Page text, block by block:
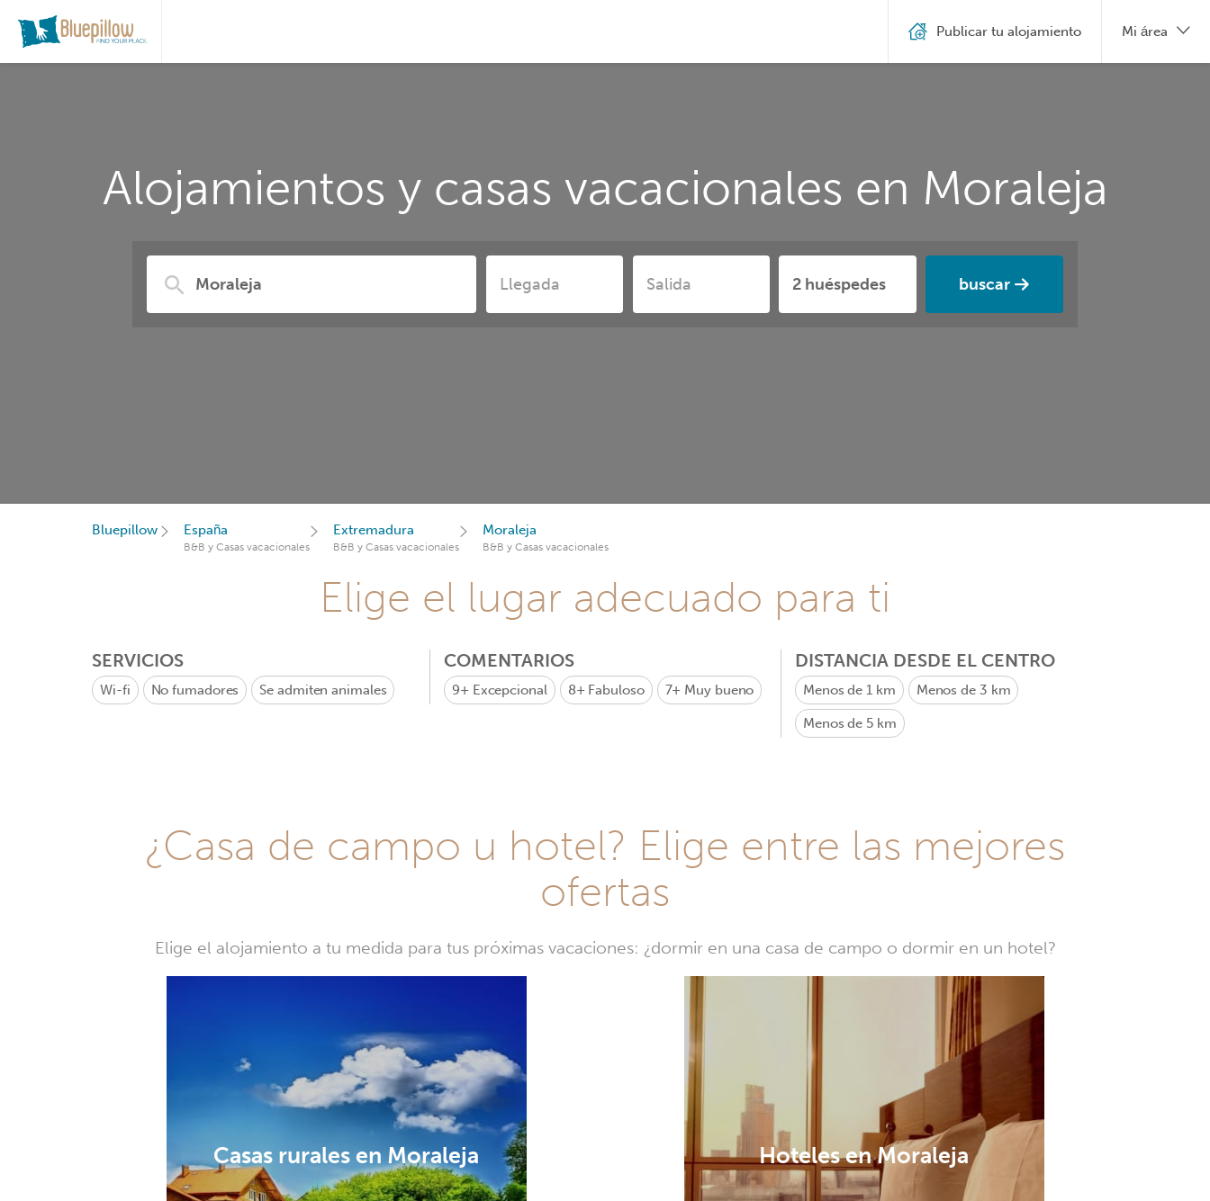
Alojamientos y casas vacacionales en Moraleja
buscar
Publicar tu alojamiento Mi área
Bluepillow España
B&B y Casas vacacionales
Extremadura
B&B y Casas vacacionales
Moraleja
B&B y Casas vacacionales
Elige el lugar adecuado para ti
SERVICIOS
Wi-fi No fumadores Se admiten animales
COMENTARIOS
9+ Excepcional 8+ Fabuloso 7+ Muy bueno
DISTANCIA DESDE EL CENTRO
Menos de 1 km Menos de 3 km
Menos de 5 km
¿Casa de campo u hotel? Elige entre las mejores
ofertas
Elige el alojamiento a tu medida para tus próximas vacaciones: ¿dormir en una casa de campo o dormir en un hotel?
Casas rurales en Moraleja Hoteles en Moraleja